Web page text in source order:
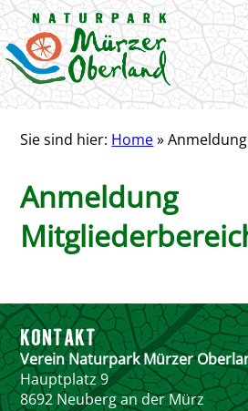
Sie sind hier: Home»
Anmeldung
KONTAKT
Verein Naturpark Mürzer
Hauptplatz 9
8692 Neuberg an der Mürz